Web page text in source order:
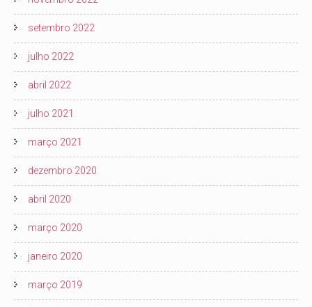
setembro 2022
julho 2022
abril 2022
julho 2021
março 2021
dezembro 2020
abril 2020
março 2020
janeiro 2020
março 2019